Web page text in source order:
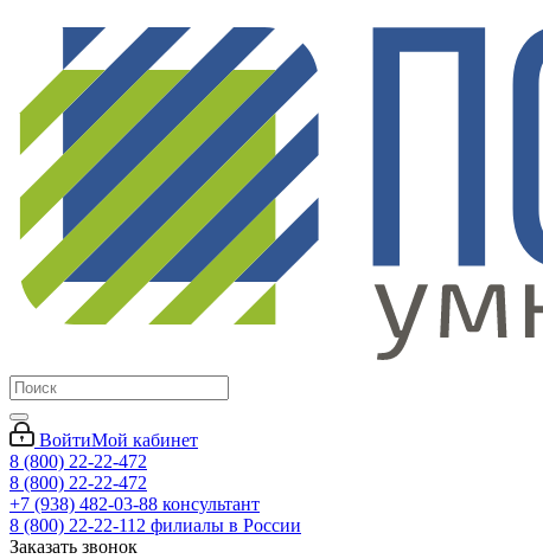
ВойтиМой кабинет
8 (800) 22-22-472
8 (800) 22-22-472
+7 (938) 482-03-88 консультант
8 (800) 22-22-112 филиалы в России
Заказать звонок